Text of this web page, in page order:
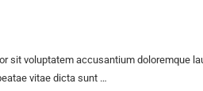
sit voluptatem accusantium doloremque
vitae dicta sunt …